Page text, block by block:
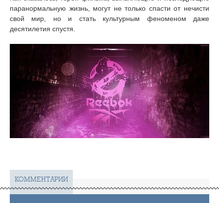
паранормальную жизнь, могут не только спасти от нечисти
свой мир, но и стать культурным феноменом даже
десятилетия спустя.
КОММЕНТАРИИ